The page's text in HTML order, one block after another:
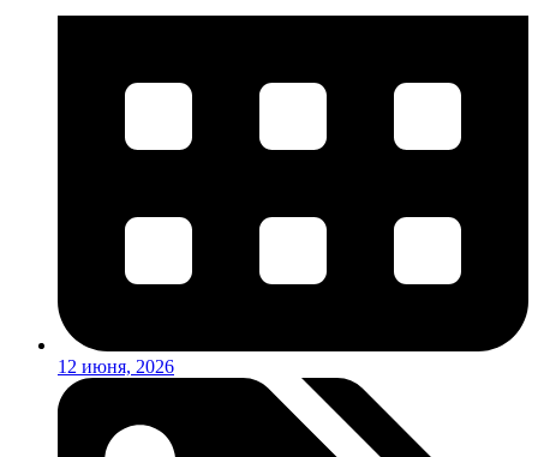
12 июня, 2026